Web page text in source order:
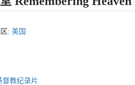
: 美国
督教纪录片